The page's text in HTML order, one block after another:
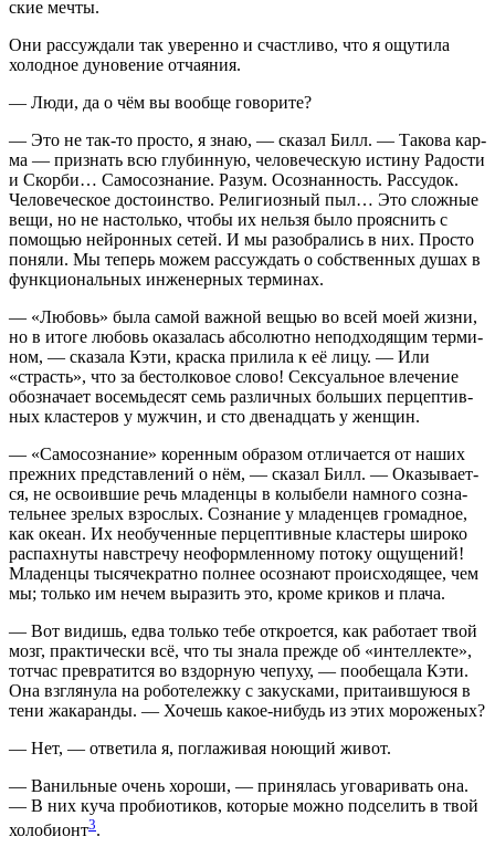
ские мечты.
Они рас­суж­да­ли так уве­рен­но и счаст­ли­во, что я ощу­ти­ла
холод­ное дуно­ве­ние отчаяния.
— Люди, да о чём вы вооб­ще говорите?
— Это не так-то про­сто, я знаю, — ска­зал Билл. — Тако­ва кар­
ма — при­знать всю глу­бин­ную, чело­ве­че­скую исти­ну Радо­сти
и Скор­би… Само­со­зна­ние. Разум. Осо­знан­ность. Рас­су­док.
Чело­ве­че­ское досто­ин­ство. Рели­ги­оз­ный пыл… Это слож­ные
вещи, но не настоль­ко, что­бы их нель­зя было про­яс­нить с
помо­щью ней­рон­ных сетей. И мы разо­бра­лись в них. Про­сто
поня­ли. Мы теперь можем рас­суж­дать о соб­ствен­ных душах в
функ­ци­о­наль­ных инже­нер­ных терминах.
— «Любовь» была самой важ­ной вещью во всей моей жиз­ни,
но в ито­ге любовь ока­за­лась абсо­лют­но непод­хо­дя­щим тер­ми­
ном, — ска­за­ла Кэти, крас­ка при­ли­ла к её лицу. — Или
«страсть», что за бес­тол­ко­вое сло­во! Сек­су­аль­ное вле­че­ние
обо­зна­ча­ет восемь­де­сят семь раз­лич­ных боль­ших пер­цеп­тив­
ных кла­сте­ров у муж­чин, и сто две­на­дцать у женщин.
— «Само­со­зна­ние» корен­ным обра­зом отли­ча­ет­ся от наших
преж­них пред­став­ле­ний о нём, — ска­зал Билл. — Ока­зы­ва­ет­
ся, не осво­ив­шие речь мла­ден­цы в колы­бе­ли намно­го созна­
тель­нее зре­лых взрос­лых. Созна­ние у мла­ден­цев гро­мад­ное,
как оке­ан. Их необу­чен­ные пер­цеп­тив­ные кла­сте­ры широ­ко
рас­пах­ну­ты навстре­чу неоформ­лен­но­му пото­ку ощу­ще­ний!
Мла­ден­цы тыся­че­крат­но пол­нее осо­зна­ют про­ис­хо­дя­щее, чем
мы; толь­ко им нечем выра­зить это, кро­ме кри­ков и плача.
— Вот видишь, едва толь­ко тебе откро­ет­ся, как рабо­та­ет твой
мозг, прак­ти­че­ски всё, что ты зна­ла преж­де об «интел­лек­те»,
тот­час пре­вра­тит­ся во вздор­ную чепу­ху, — пообе­ща­ла Кэти.
Она взгля­ну­ла на робо­те­леж­ку с закус­ка­ми, при­та­ив­шу­ю­ся в
тени жака­ран­ды. — Хочешь какое-нибудь из этих мороженых?
— Нет, — отве­ти­ла я, погла­жи­вая ною­щий живот.
— Ваниль­ные очень хоро­ши, — при­ня­лась уго­ва­ри­вать она.
— В них куча про­био­ти­ков, кото­рые мож­но под­се­лить в твой
холо­бионт3.